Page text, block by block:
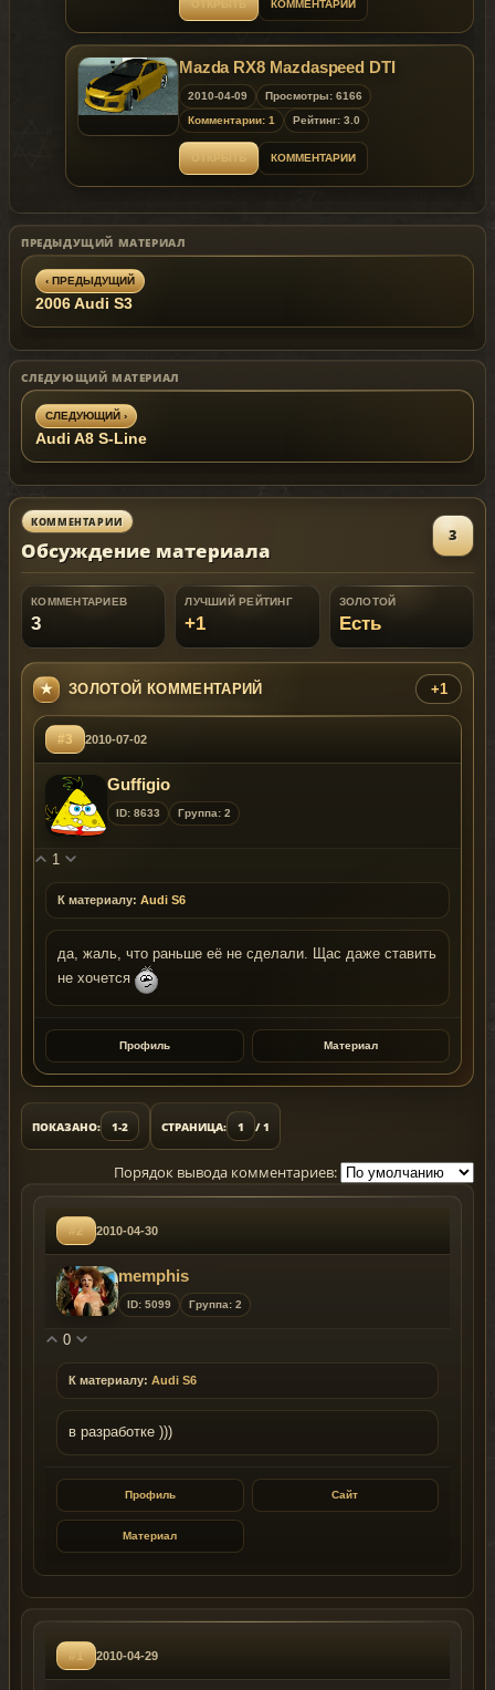
КОММЕНТАРИИ
Mazda RX8 Mazdaspeed DTI
2010-04-09
Просмотры: 6166
Комментарии: 1
Рейтинг: 3.0
КОММЕНТАРИИ
ПРЕДЫДУЩИЙ МАТЕРИАЛ
‹ ПРЕДЫДУЩИЙ
2006 Audi S3
СЛЕДУЮЩИЙ МАТЕРИАЛ
СЛЕДУЮЩИЙ ›
Audi A8 S-Line
КОММЕНТАРИИ
Обсуждение материала
3
КОММЕНТАРИЕВ
3
ЛУЧШИЙ РЕЙТИНГ
+1
ЗОЛОТОЙ
Есть
ЗОЛОТОЙ КОММЕНТАРИЙ +1
#3 2010-07-02
Guffigio
ID: 8633 Группа: 2
1
К материалу: Audi S6
да, жаль, что раньше её не сделали. Щас даже ставить
не хочется
Профиль Материал
ПОКАЗАНО: 1-2 СТРАНИЦА: 1 / 1
Порядок вывода комментариев:
#2 2010-04-30
memphis
ID: 5099 Группа: 2
0
К материалу: Audi S6
в разработке )))
Профиль Сайт
Материал
#1 2010-04-29